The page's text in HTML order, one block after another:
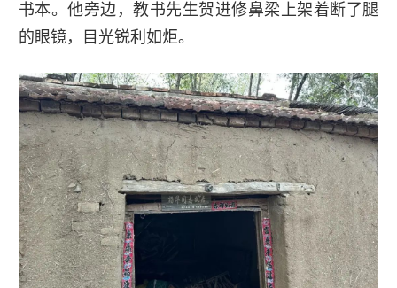
书本。他旁边，教书先生贺进修鼻梁上架着断了腿
的眼镜，目光锐利如炬。